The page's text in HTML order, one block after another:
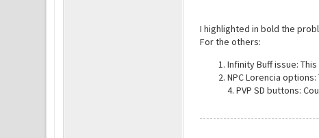
I highlighted in bold the
For the others:
Infinity Buff issue:
NPC Lorencia
4. PVP SD buttons: